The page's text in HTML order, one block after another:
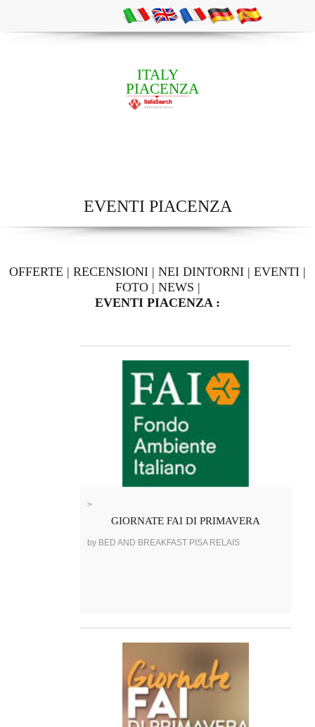
ITALY
PIACENZA
EVENTI PIACENZA
OFFERTE | RECENSIONI | NEI DINTORNI | EVENTI |
FOTO| NEWS |
EVENTI PIACENZA :
>
GIORNATE FAI DI PRIMAVERA
by BED AND BREAKFAST PISA RELAIS